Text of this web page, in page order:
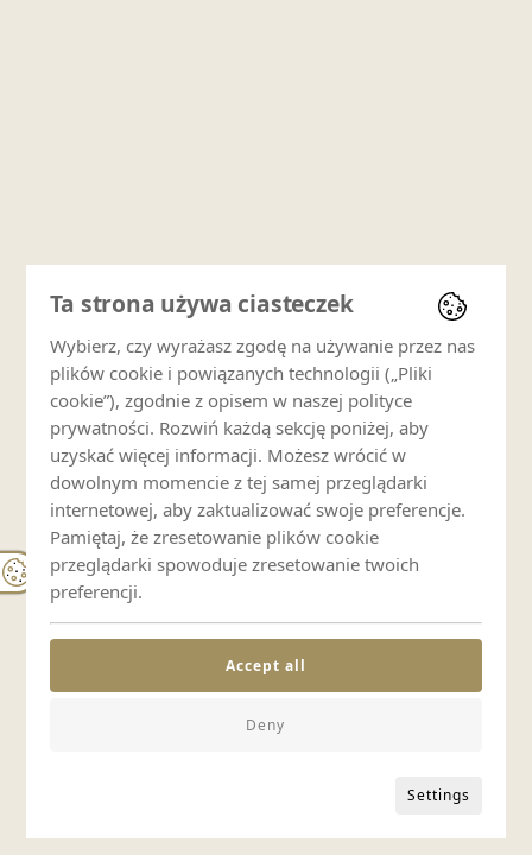
Ta strona używa ciasteczek
Wybierz, czy wyrażasz zgodę na używanie przez nas
plików cookie i powiązanych technologii („Pliki
cookie”), zgodnie z opisem w naszej polityce
prywatności. Rozwiń każdą sekcję poniżej, aby
uzyskać więcej informacji. Możesz wrócić w
dowolnym momencie z tej samej przeglądarki
internetowej, aby zaktualizować swoje preferencje.
Pamiętaj, że zresetowanie plików cookie
przeglądarki spowoduje zresetowanie twoich
preferencji.
Settings
Deny
Accept all